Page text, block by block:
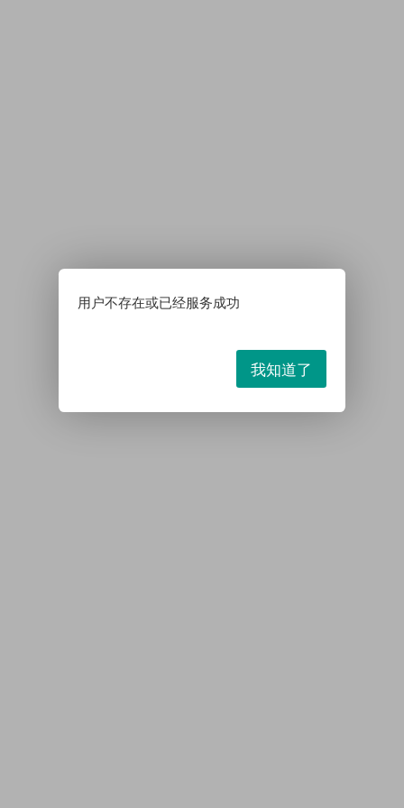
用户不存在或已经服务成功
我知道了